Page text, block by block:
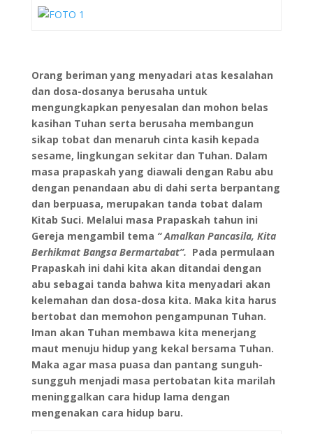
Orang beriman yang menyadari atas kesalahan
dan dosa-dosanya berusaha untuk
mengungkapkan penyesalan dan mohon belas
kasihan Tuhan serta berusaha membangun
sikap tobat dan menaruh cinta kasih kepada
sesame, lingkungan sekitar dan Tuhan. Dalam
masa prapaskah yang diawali dengan Rabu abu
dengan penandaan abu di dahi serta berpantang
dan berpuasa, merupakan tanda tobat dalam
Kitab Suci. Melalui masa Prapaskah tahun ini
Gereja mengambil tema “ Amalkan Pancasila, Kita
Berhikmat Bangsa Bermartabat”. Pada permulaan
Prapaskah ini dahi kita akan ditandai dengan
abu sebagai tanda bahwa kita menyadari akan
kelemahan dan dosa-dosa kita. Maka kita harus
bertobat dan memohon pengampunan Tuhan.
Iman akan Tuhan membawa kita menerjang
maut menuju hidup yang kekal bersama Tuhan.
Maka agar masa puasa dan pantang sunguh-
sungguh menjadi masa pertobatan kita marilah
meninggalkan cara hidup lama dengan
mengenakan cara hidup baru.